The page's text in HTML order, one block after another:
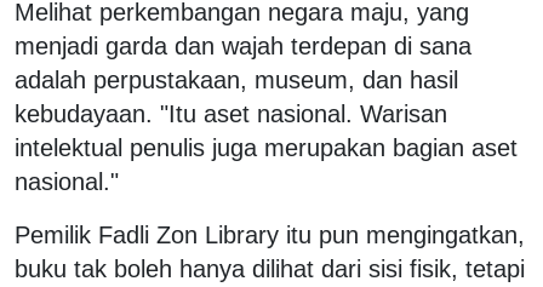
Melihat perkembangan negara maju, yang
menjadi garda dan wajah terdepan di sana
adalah perpustakaan, museum, dan hasil
kebudayaan. "Itu aset nasional. Warisan
intelektual penulis juga merupakan bagian aset
nasional."
Pemilik Fadli Zon Library itu pun mengingatkan,
buku tak boleh hanya dilihat dari sisi fisik, tetapi